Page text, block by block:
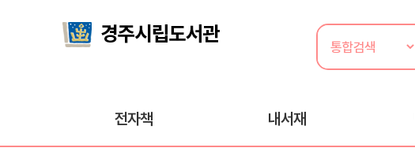
전자책 내서재